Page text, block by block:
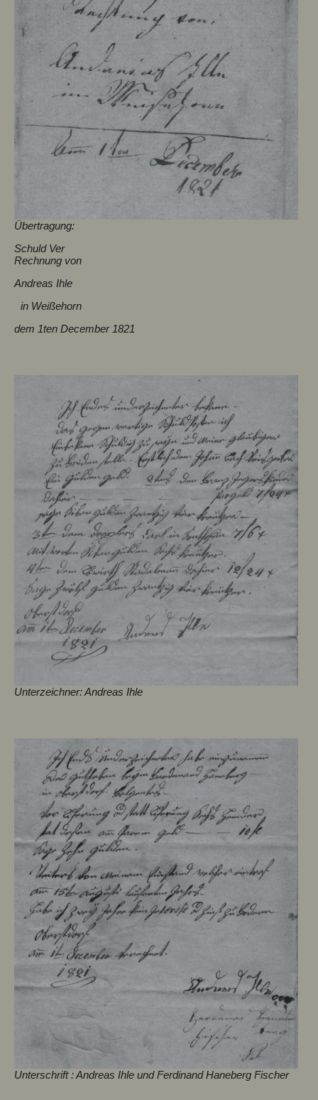
Übertragung:
Schuld Ver
Rechnung von
Andreas Ihle
in Weißehorn
dem 1ten December 1821
Unterzeichner: Andreas Ihle
Unterschrift : Andreas Ihle und Ferdinand Haneberg Fischer